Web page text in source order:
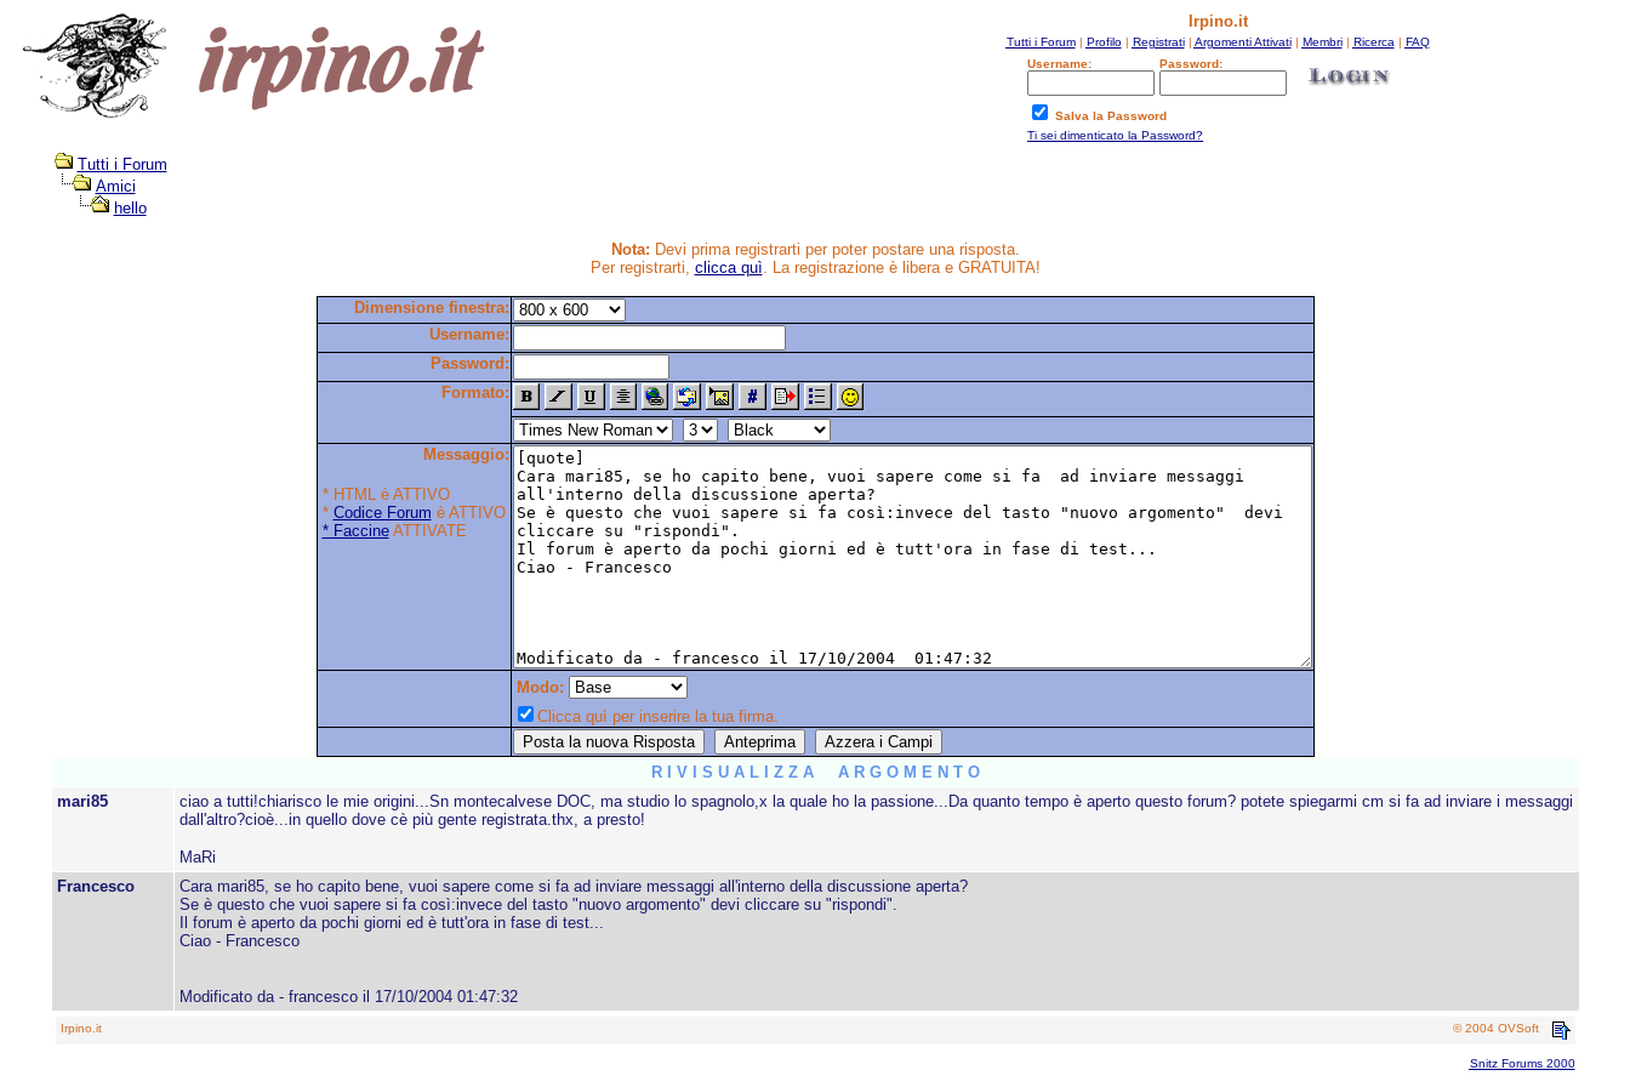
Irpino.it
Tutti i Forum| Profilo| Registrati| Argomenti Attivati| Membri| Ricerca | FAQ
Username:
Password:
Salva la Password
Ti sei dimenticato la Password?
Tutti i Forum
Amici
hello
Nota: Devi prima registrarti per poter postare una risposta.
Per registrarti, clicca quì. La registrazione è libera e GRATUITA!
Dimensione finestra:
Username:
Password:
Formato:
Messaggio:
* HTML è ATTIVO
* Codice Forum è ATTIVO
* FaccineATTIVATE
Modo:
Clicca quì per inserire la tua firma.
R I V I S U A L I Z Z A A R G O M E N T O
mari85
ciao a tutti!chiarisco le mie origini...Sn montecalvese DOC, ma studio lo spagnolo,x la quale ho la passione...Da quanto tempo è aperto questo forum? potete spiegarmi cm si fa ad inviare i messaggi
dall'altro?cioè...in quello dove cè più gente registrata.thx, a presto!
MaRi
Francesco
Cara mari85, se ho capito bene, vuoi sapere come si fa ad inviare messaggi all'interno della discussione aperta?
Se è questo che vuoi sapere si fa così:invece del tasto "nuovo argomento" devi cliccare su "rispondi".
Il forum è aperto da pochi giorni ed è tutt'ora in fase di test...
Ciao - Francesco
Modificato da - francesco il 17/10/2004 01:47:32
Irpino.it © 2004 OVSoft
Snitz Forums 2000